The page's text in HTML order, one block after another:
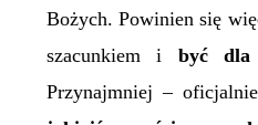
Bożych. Powinien się
szacunkiem i być dla
Przynajmniej –